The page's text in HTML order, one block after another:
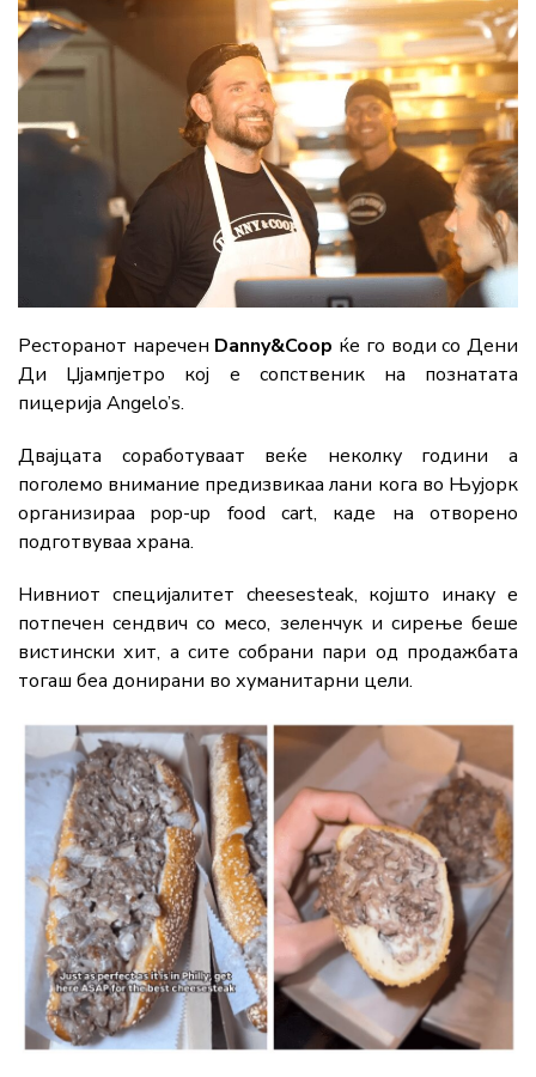
Ресторанот наречен Danny&Coop ќе го води со Дени
Ди Џјампјетро кој е сопственик на познатата
пицерија Angelo’s.
Двајцата соработуваат веќе неколку години а
поголемо внимание предизвикаа лани кога во Њујорк
организираа pop-up food cart, каде на отворено
подготвуваа храна.
Нивниот специјалитет cheesesteak, којшто инаку е
потпечен сендвич со месо, зеленчук и сирење беше
вистински хит, а сите собрани пари од продажбата
тогаш беа донирани во хуманитарни цели.